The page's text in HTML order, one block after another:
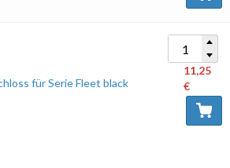
für Serie Fleet black
11,25
€